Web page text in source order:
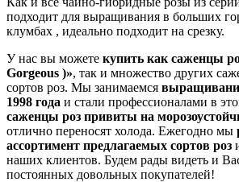
подходит для выращивания в больших
клумбах , идеально подходит на срезку.
У нас вы можете купить как саженцы
Gorgeous )», так и множество других
сортов роз. Мы занимаемся
1998 года и стали профессионалами в
саженцы роз привиты на
отлично переносят холода. Ежегодно мы
ассортимент предлагаемых сортов роз
наших клиентов. Будем рады видеть и
постоянных довольных покупателей!